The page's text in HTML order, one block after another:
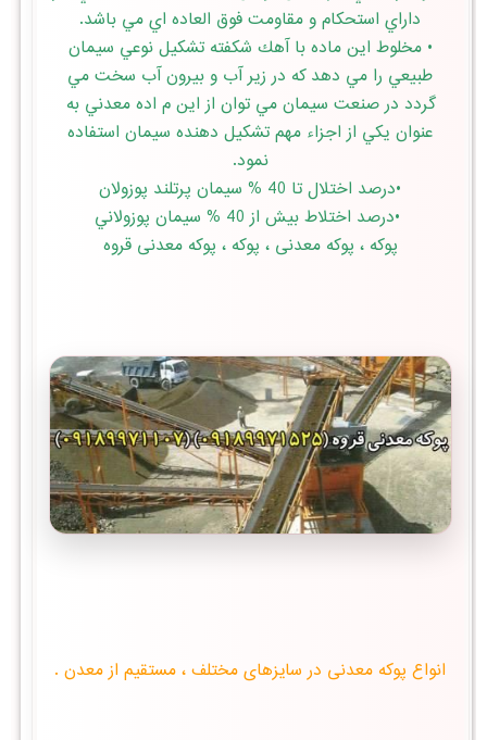
داراي استحكام و مقاومت فوق العاده اي مي باشد.
• مخلوط اين ماده با آهك شكفته تشكيل نوعي سيمان
طبيعي را مي دهد كه در زير آب و بيرون آب سخت مي
گردد در صنعت سيمان مي توان از اين م اده معدني به
عنوان يكي از اجزاء مهم تشكيل دهنده سيمان استفاده
نمود.
•درصد اختلال تا 40 % سيمان پرتلند پوزولان
•درصد اختلاط بيش از 40 % سيمان پوزولاني
پوكه ، پوکه معدنی ، پوکه ، پوکه معدنی قروه
انواع پوكه معدنی در سایزهای مختلف ، مستقیم از معدن .